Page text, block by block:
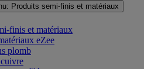
Produits semi-finis et matériaux
finis et matériaux
eZee
plomb